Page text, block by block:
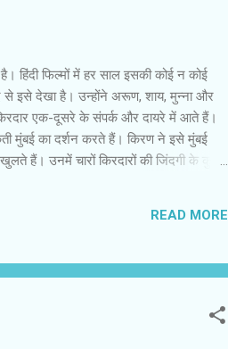
हिंदी फिल्मों में हर साल इसकी कोई न कोई
से इसे देखा है। उन्होंने अरूण, शाय, मुन्ना और
एक-दूसरे के संपर्क और दायरे में आते हैं।
मुंबई का दर्शन करते हैं। किरण ने इसे मुंबई
हैं। उनमें चारों किरदारों की जिंदगी के कुछ
या लगाव के अपनी-अपनी जिंदगी में मशगूल
READ MORE